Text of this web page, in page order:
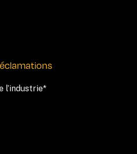
l’industrie*